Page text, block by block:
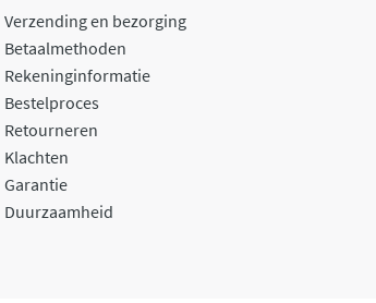
Verzending en bezorging
Betaalmethoden
Rekeninginformatie
Bestelproces
Retourneren
Klachten
Garantie
Duurzaamheid